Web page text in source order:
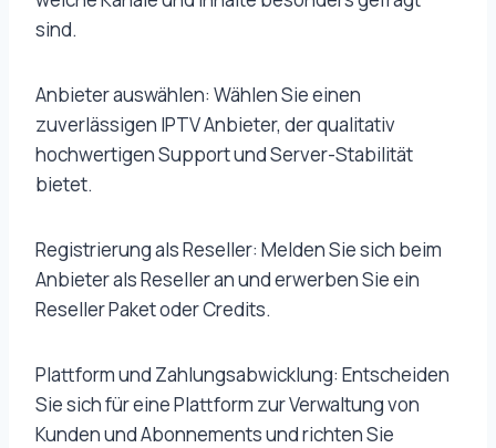
sind.
Anbieter auswählen: Wählen Sie einen
zuverlässigen IPTV Anbieter, der qualitativ
hochwertigen Support und Server-Stabilität
bietet.
Registrierung als Reseller: Melden Sie sich beim
Anbieter als Reseller an und erwerben Sie ein
Reseller Paket oder Credits.
Plattform und Zahlungsabwicklung: Entscheiden
Sie sich für eine Plattform zur Verwaltung von
Kunden und Abonnements und richten Sie